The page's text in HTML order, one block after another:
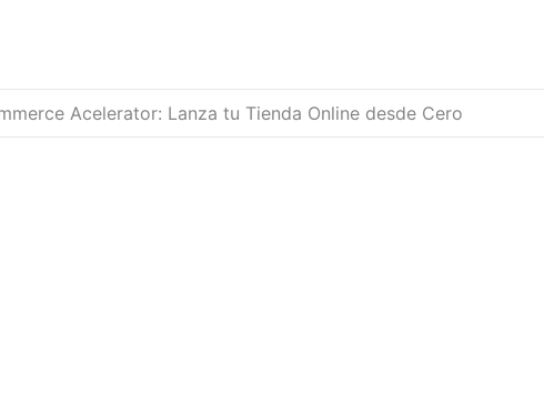
Acelerator: Lanza tu Tienda Online desde Cero